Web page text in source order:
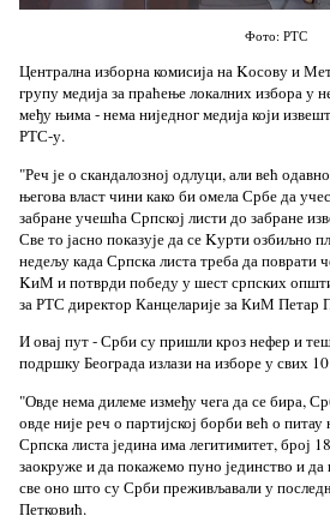
Фото: РТС
Централна изборна комисија на Kосову и
групу медија за праћење локалних избора у
међу њима - нема ниједног медија који
РТС-у.
"Реч је о скандалозној одлуци, али већ
његова власт чини како би омела Србе да
забране учешћа Српској листи до забране
Све то јасно показује да се Kурти озбиљно
недељу када Српска листа треба да поврати
KиМ и потврди победу у шест српских
за РТС директор Канцеларије за КиМ Петар
И овај пут - Срби су пришли кроз нефер и
подршку Београда излази на изборе у свих
"Овде нема дилеме између чега да се бира,
овде није реч о партијској борби већ о
Српска листа једина има легитимитет, број
заокруже и да покажемо пуно јединство и
све оно што су Срби преживљавали у
Петковић.